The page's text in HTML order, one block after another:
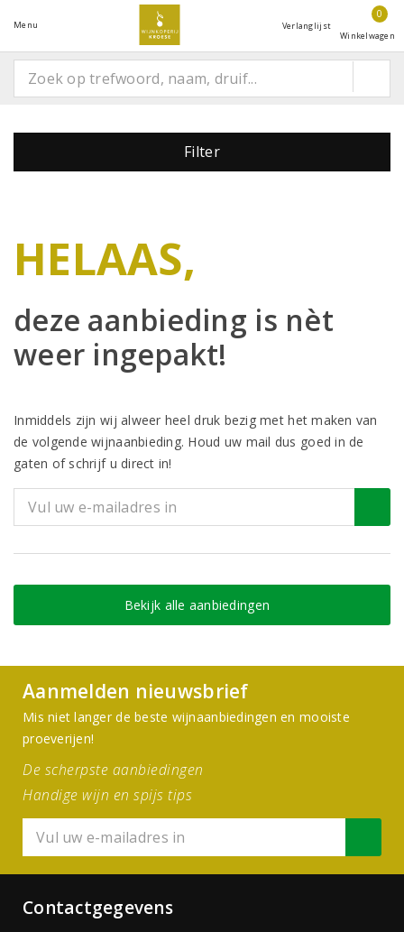
Menu Verlanglijst
0
Winkelwagen
Filter
HELAAS,
deze aanbieding is nèt
weer ingepakt!
Inmiddels zijn wij alweer heel druk bezig met het maken van
de volgende wijnaanbieding. Houd uw mail dus goed in de
gaten of schrijf u direct in!
Bekijk alle aanbiedingen
Aanmelden nieuwsbrief
Mis niet langer de beste wijnaanbiedingen en mooiste
proeverijen!
De scherpste aanbiedingen
Handige wijn en spijs tips
Contactgegevens